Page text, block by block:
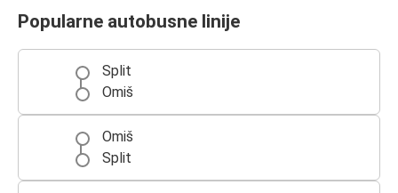
Popularne autobusne linije
Split
Omiš
Omiš
Split